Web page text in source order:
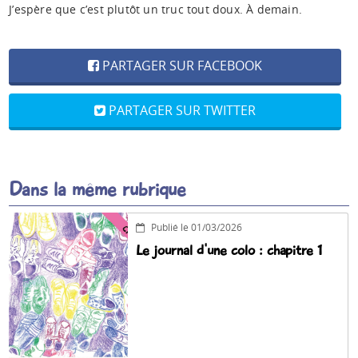
J’espère que c’est plutôt un truc tout doux. À demain.
PARTAGER SUR FACEBOOK
PARTAGER SUR TWITTER
Dans la même rubrique
Publié le 01/03/2026
Le journal d'une colo : chapitre 1